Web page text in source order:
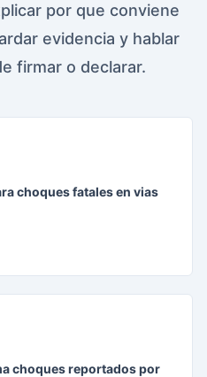
por que conviene
evidencia y hablar
firmar o declarar.
choques fatales en vias
choques reportados por